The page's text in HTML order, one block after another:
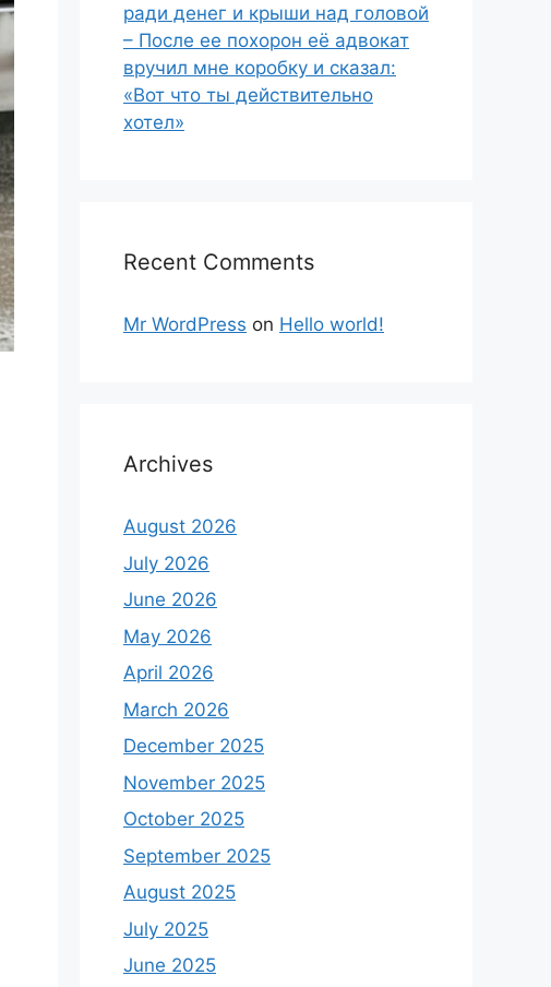
ради денег и крыши над головой
– После ее похорон её адвокат
вручил мне коробку и сказал:
«Вот что ты действительно
хотел»
Recent Comments
Mr WordPress on Hello world!
Archives
August 2026
July 2026
June 2026
May 2026
April 2026
March 2026
December 2025
November 2025
October 2025
September 2025
August 2025
July 2025
June 2025